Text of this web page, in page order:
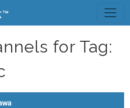
for Tag: